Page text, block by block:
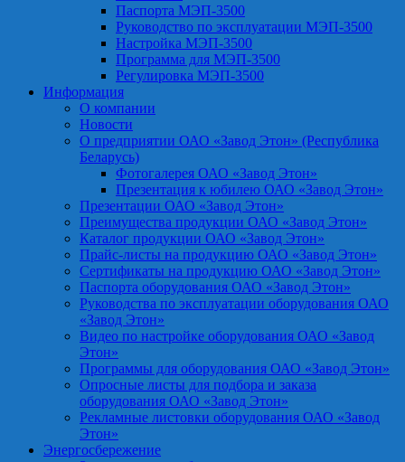
Паспорта МЭП-3500
Руководство по эксплуатации МЭП-3500
Настройка МЭП-3500
Программа для МЭП-3500
Регулировка МЭП-3500
Информация
О компании
Новости
О предприятии ОАО «Завод Этон» (Республика
Беларусь)
Фотогалерея ОАО «Завод Этон»
Презентация к юбилею ОАО «Завод Этон»
Презентации ОАО «Завод Этон»
Преимущества продукции ОАО «Завод Этон»
Каталог продукции ОАО «Завод Этон»
Прайс-листы на продукцию ОАО «Завод Этон»
Сертификаты на продукцию ОАО «Завод Этон»
Паспорта оборудования ОАО «Завод Этон»
Руководства по эксплуатации оборудования ОАО
«Завод Этон»
Видео по настройке оборудования ОАО «Завод
Этон»
Программы для оборудования ОАО «Завод Этон»
Опросные листы для подбора и заказа
оборудования ОАО «Завод Этон»
Рекламные листовки оборудования ОАО «Завод
Этон»
Энергосбережение